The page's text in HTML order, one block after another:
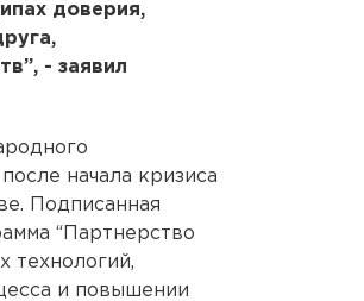
доверия,
- заявил
начала кризиса
Подписанная
“Партнерство
технологий,
и повышении